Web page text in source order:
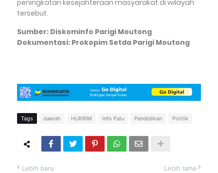
peningkatan kesejahteraan masyarakat di wilayah
tersebut.
Sumber: Diskominfo Parigi Moutong
Dokumentasi: Prokopim Setda Parigi Moutong
Tags daerah HUKRIM Info Palu Pendidikan Politik
Lebih baru Lebih lama